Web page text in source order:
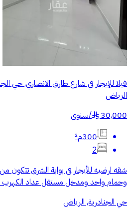
فيلا للإيجار في شارع طارق الانصاري, حي
الرياض
30,000
§
/سنوي
300م²
2
شقه ارضيه للأيجار في بوابة الشرق
وحمام واحد ومدخل مستقل عداد
حي الجنادرية, الرياض